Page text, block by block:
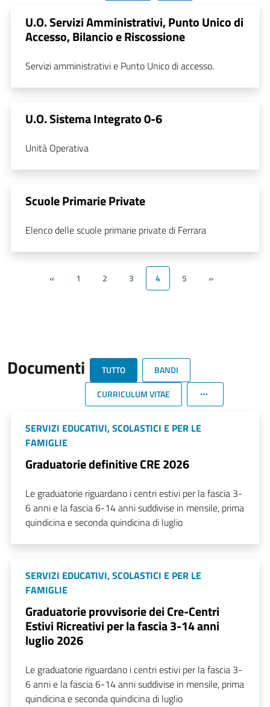
U.O. Servizi Amministrativi, Punto Unico di
Accesso, Bilancio e Riscossione
Servizi amministrativi e Punto Unico di accesso.
U.O. Sistema Integrato 0-6
Unità Operativa
Scuole Primarie Private
Elenco delle scuole primarie private di Ferrara
« 1 2 3 4 5 »
Documenti TUTTO
BANDI
CURRICULUM VITAE
SERVIZI EDUCATIVI, SCOLASTICI E PER LE
FAMIGLIE
Graduatorie definitive CRE 2026
Le graduatorie riguardano i centri estivi per la fascia 3-
6 anni e la fascia 6-14 anni suddivise in mensile, prima
quindicina e seconda quindicina di luglio
SERVIZI EDUCATIVI, SCOLASTICI E PER LE
FAMIGLIE
Graduatorie provvisorie dei Cre-Centri
Estivi Ricreativi per la fascia 3-14 anni
luglio 2026
Le graduatorie riguardano i centri estivi per la fascia 3-
6 anni e la fascia 6-14 anni suddivise in mensile, prima
quindicina e seconda quindicina di luglio